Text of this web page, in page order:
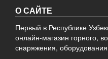
О САЙТЕ
Первый в Республике
онлайн-магазин горного,
снаряжения,